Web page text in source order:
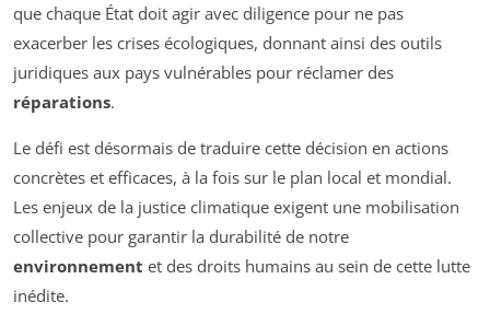
que chaque État doit agir avec diligence pour ne pas
exacerber les crises écologiques, donnant ainsi des outils
juridiques aux pays vulnérables pour réclamer des
réparations.
Le défi est désormais de traduire cette décision en actions
concrètes et efficaces, à la fois sur le plan local et mondial.
Les enjeux de la justice climatique exigent une mobilisation
collective pour garantir la durabilité de notre
environnement et des droits humains au sein de cette lutte
inédite.